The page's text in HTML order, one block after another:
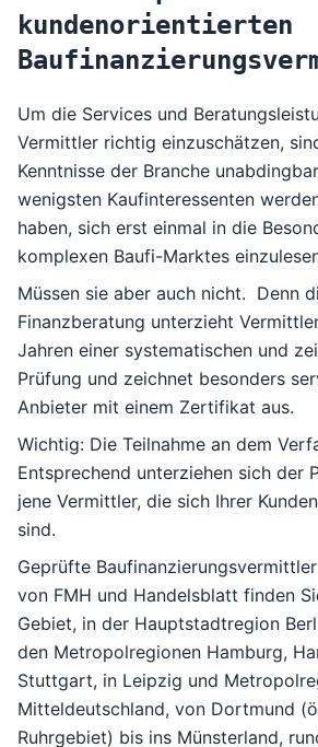
kundenorientierten
Um die Services und
Vermittler richtig einzuschätzen,
Kenntnisse der Branche
wenigsten Kaufinteressenten
haben, sich erst einmal in die
komplexen Baufi-Marktes
Müssen sie aber auch nicht. Denn
Finanzberatung unterzieht
Jahren einer systematischen und
Prüfung und zeichnet besonders
Anbieter mit einem Zertifikat aus.
Wichtig: Die Teilnahme an dem
Entsprechend unterziehen sich der
jene Vermittler, die sich Ihrer
sind.
Geprüfte
von FMH und Handelsblatt finden
Gebiet, in der Hauptstadtregion
den Metropolregionen Hamburg,
Stuttgart, in Leipzig und
Mitteldeutschland, von Dortmund
Ruhrgebiet) bis ins Münsterland,